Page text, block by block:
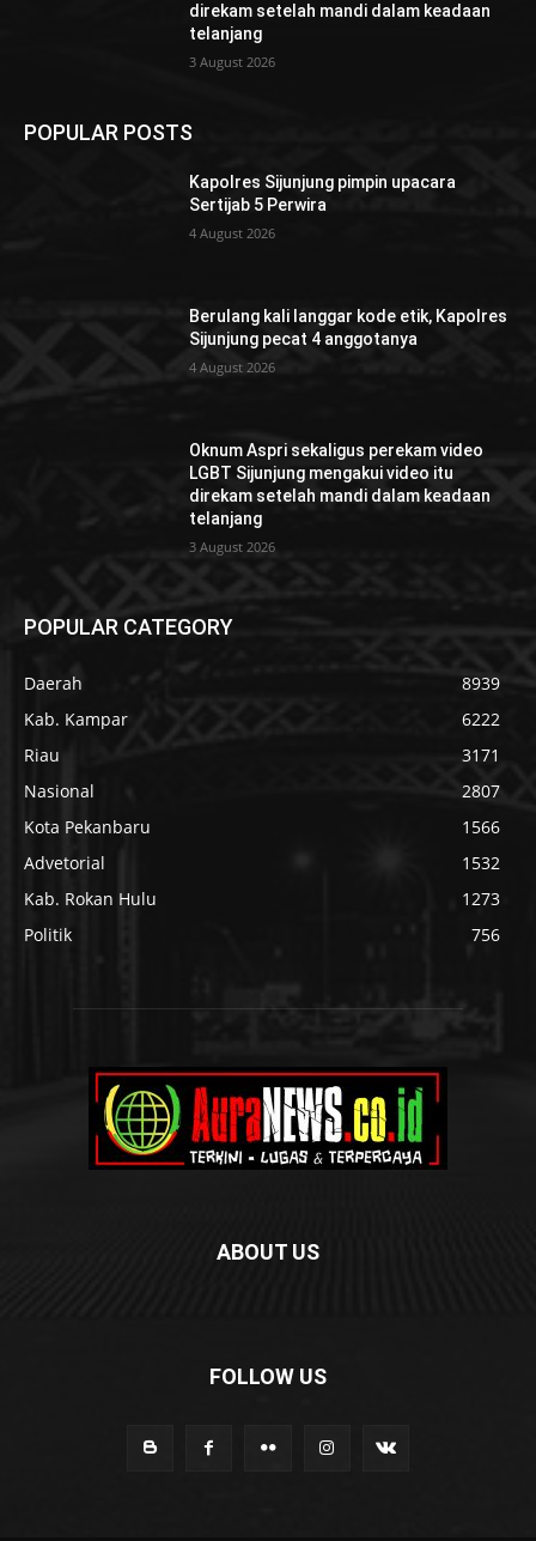
direkam setelah mandi dalam keadaan
telanjang
3 August 2026
POPULAR POSTS
Kapolres Sijunjung pimpin upacara
Sertijab 5 Perwira
4 August 2026
Berulang kali langgar kode etik, Kapolres
Sijunjung pecat 4 anggotanya
4 August 2026
Oknum Aspri sekaligus perekam video
LGBT Sijunjung mengakui video itu
direkam setelah mandi dalam keadaan
telanjang
3 August 2026
POPULAR CATEGORY
Daerah
8939
Kab. Kampar
6222
Riau
3171
Nasional
2807
Kota Pekanbaru
1566
Advetorial
1532
Kab. Rokan Hulu
1273
Politik
756
ABOUT US
FOLLOW US